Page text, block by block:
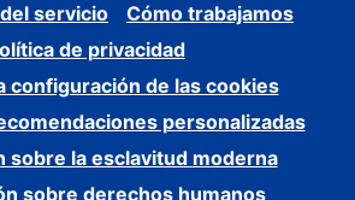
servicio
Cómo trabajamos
de privacidad
configuración de las cookies
personalizadas
sobre la esclavitud moderna
sobre derechos humanos